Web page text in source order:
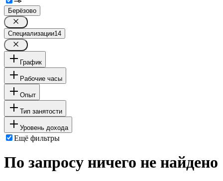
Берёзово
Специализации14
График
Рабочие часы
Опыт
Тип занятости
Уровень дохода
Ещё фильтры
По запросу ничего не найдено